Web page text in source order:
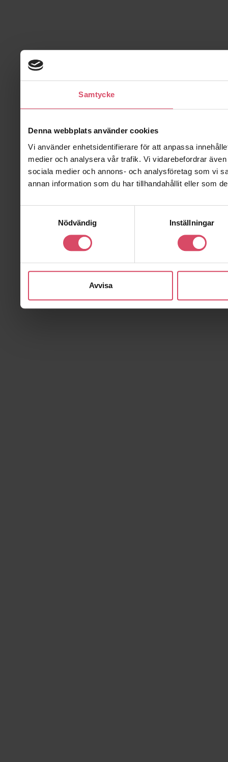
Samtycke
Denna webbplats använder cookies
Vi använder enhetsidentifierare för att anpassa
medier och analysera vår trafik. Vi vidarebefordrar
sociala medier och annons- och analysföretag som vi
annan information som du har tillhandahållit eller som
Nödvändig
Inställningar
Avvisa